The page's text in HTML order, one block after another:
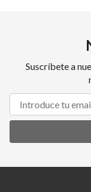
Suscríbete a